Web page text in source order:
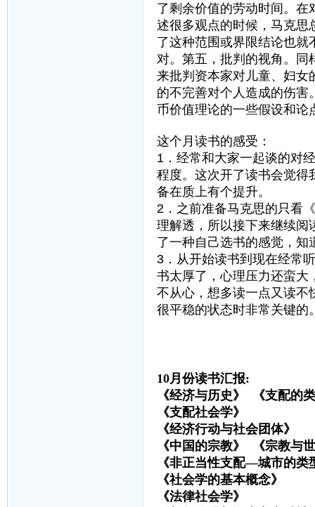
了剩余价值的劳动时间。在
述很多观点的时候，马克思
了这种范围或界限结论也就
对。第五，批判的视角。同
来批判资本家对儿童、妇女
的不完善对个人造成的伤害
币价值理论的一些假设和论
这个月读书的感受：
1．经常和大家一起谈的对
程度。这次开了读书会觉得
备在质上有个提升。
2．之前准备马克思的只看
理解透，所以接下来继续阅
了一种自己选书的感觉，知
3．从开始读书到现在经常
书太厚了，心理压力还蛮大
不从心，想多读一点又读不
很平稳的状态时非常关键的
10月份读书汇报:
《经济与历史》 《支配
《支配社会学》
《经济行动与社会团
《中国的宗教》 《宗教
《非正当性支配—城市的
《社会学的基本概
《法律社会学》